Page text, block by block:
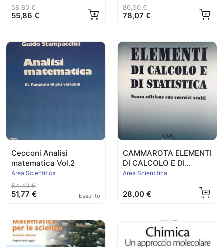
58,80 €
55,86 €
86,50 €
78,07 €
Cecconi Analisi
matematica Vol.2
Area Scientifica
54,49 €
51,77 € Esaurito
CAMMAROTA ELEMENTI
DI CALCOLO E DI
STATISTICA
Area Scientifica
28,00 €